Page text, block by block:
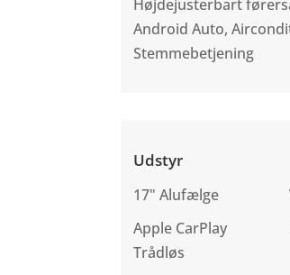
Højdejusterbart
Android Auto,
Stemmebetjening
Udstyr
17" Alufælge
Apple CarPlay
Trådløs